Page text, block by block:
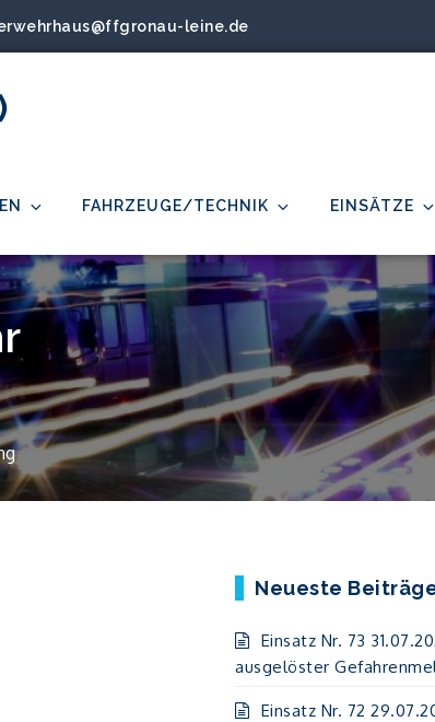
leine.de
FAHRZEUGE/TECHNIK EINSÄTZE
Neueste
Einsatz Nr. 73
ausgelöster
Einsatz Nr. 72